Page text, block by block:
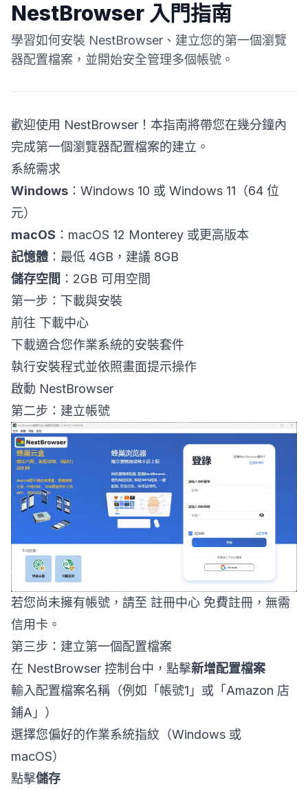
NestBrowser 入門指南
學習如何安裝 NestBrowser、建立您的第一個瀏覽
器配置檔案，並開始安全管理多個帳號。
歡迎使用 NestBrowser！本指南將帶您在幾分鐘內
完成第一個瀏覽器配置檔案的建立。
系統需求
Windows ：Windows 10 或 Windows 11（64 位
元）
macOS ：macOS 12 Monterey 或更高版本
記憶體 ：最低 4GB，建議 8GB
儲存空間 ：2GB 可用空間
第一步：下載與安裝
前往 下載中心
下載適合您作業系統的安裝套件
執行安裝程式並依照畫面提示操作
啟動 NestBrowser
第二步：建立帳號
若您尚未擁有帳號，請至 註冊中心 免費註冊，無需
信用卡。
第三步：建立第一個配置檔案
在 NestBrowser 控制台中，點擊新增配置檔案
輸入配置檔案名稱（例如「帳號1」或「Amazon 店
鋪A」）
選擇您偏好的作業系統指紋（Windows 或
macOS）
點擊儲存